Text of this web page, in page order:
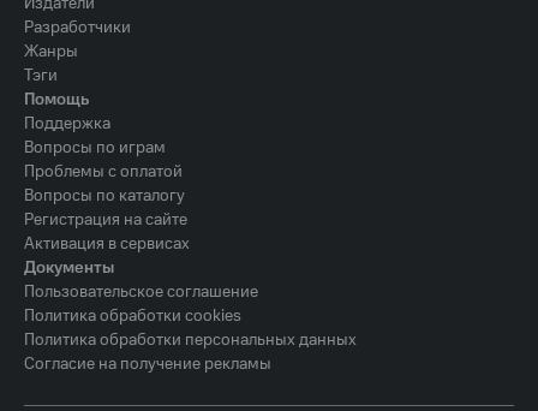
Разработчики
Жанры
Тэги
Помощь
Поддержка
Вопросы по играм
Проблемы с оплатой
Вопросы по каталогу
Регистрация на сайте
Активация в сервисах
Документы
Пользовательское соглашение
Политика обработки cookies
Политика обработки персональных данных
Согласие на получение рекламы